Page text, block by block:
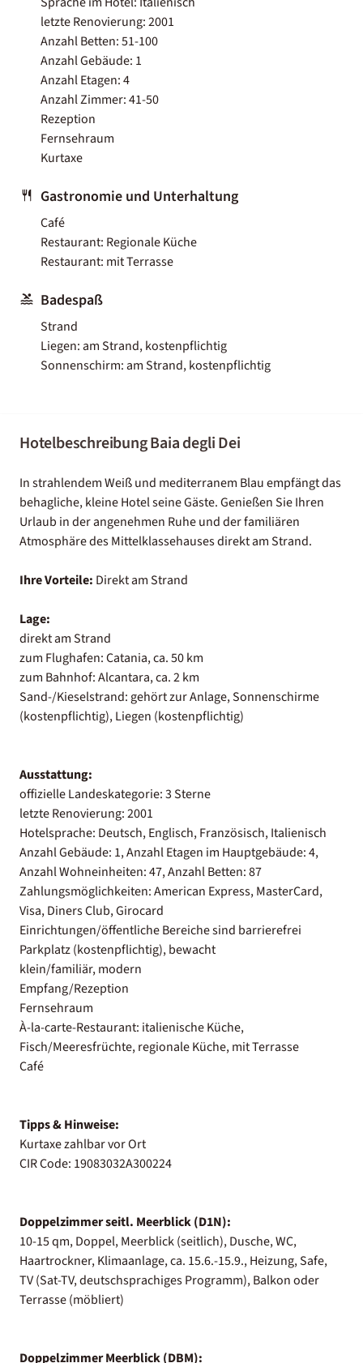
letzte Renovierung: 2001
Anzahl Betten: 51-100
Anzahl Gebäude: 1
Anzahl Etagen: 4
Anzahl Zimmer: 41-50
Rezeption
Fernsehraum
Kurtaxe
Gastronomie und Unterhaltung
Café
Restaurant: Regionale Küche
Restaurant: mit Terrasse
Badespaß
Strand
Liegen: am Strand, kostenpflichtig
Sonnenschirm: am Strand, kostenpflichtig
Hotelbeschreibung Baia degli Dei
In strahlendem Weiß und mediterranem Blau empfängt das
behagliche, kleine Hotel seine Gäste. Genießen Sie Ihren
Urlaub in der angenehmen Ruhe und der familiären
Atmosphäre des Mittelklassehauses direkt am Strand.
Ihre Vorteile: Direkt am Strand
Lage:
direkt am Strand
zum Flughafen: Catania, ca. 50 km
zum Bahnhof: Alcantara, ca. 2 km
Sand-/Kieselstrand: gehört zur Anlage, Sonnenschirme
(kostenpflichtig), Liegen (kostenpflichtig)
Ausstattung:
offizielle Landeskategorie: 3 Sterne
letzte Renovierung: 2001
Hotelsprache: Deutsch, Englisch, Französisch, Italienisch
Anzahl Gebäude: 1, Anzahl Etagen im Hauptgebäude: 4,
Anzahl Wohneinheiten: 47, Anzahl Betten: 87
Zahlungsmöglichkeiten: American Express, MasterCard,
Visa, Diners Club, Girocard
Einrichtungen/öffentliche Bereiche sind barrierefrei
Parkplatz (kostenpflichtig), bewacht
klein/familiär, modern
Empfang/Rezeption
Fernsehraum
À-la-carte-Restaurant: italienische Küche,
Fisch/Meeresfrüchte, regionale Küche, mit Terrasse
Café
Tipps & Hinweise:
Kurtaxe zahlbar vor Ort
CIR Code: 19083032A300224
Doppelzimmer seitl. Meerblick (D1N):
10-15 qm, Doppel, Meerblick (seitlich), Dusche, WC,
Haartrockner, Klimaanlage, ca. 15.6.-15.9., Heizung, Safe,
TV (Sat-TV, deutschsprachiges Programm), Balkon oder
Terrasse (möbliert)
Doppelzimmer Meerblick (DBM):